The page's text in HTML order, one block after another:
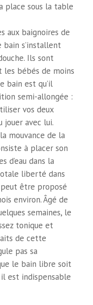
place sous la table
aux baignoires de
s’installent
Ils sont
les bébés de moins
bain est qu’il
semi-allongée :
vos deux
jouer avec lui.
mouvance de la
à placer son
d’eau dans la
liberté dans
être proposé
environ. Âgé de
semaines, le
tonique et
de cette
pas sa
le bain libre soit
est indispensable